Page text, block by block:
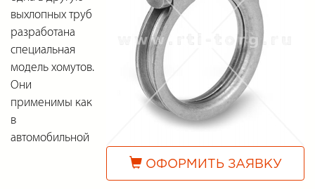
ОФОРМИТЬ ЗАЯВКУ
выхлопных труб
разработана
специальная
модель хомутов.
Они
применимы как
в
автомобильной